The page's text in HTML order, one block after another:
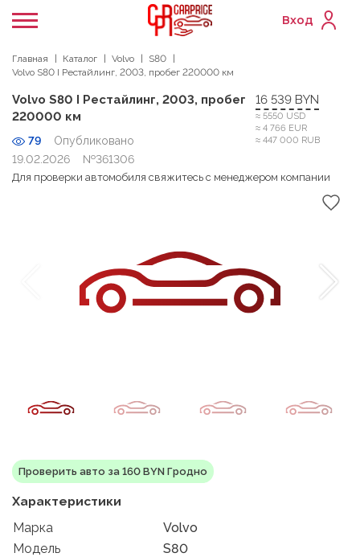
Вход
Главная Каталог Volvo
S80
Volvo S80 I Рестайлинг, 2003, пробег 220000 км
Volvo S80 I Рестайлинг, 2003, пробег
220000 км
79
Опубликовано
19.02.2026
№361306
16 539 BYN
≈ 5550 USD
≈ 4 766 EUR
≈ 447 000 RUB
Для проверки автомобиля свяжитесь с менеджером компании
Проверить авто за 160 BYN Гродно
Характеристики
Марка
Volvo
Модель
S80